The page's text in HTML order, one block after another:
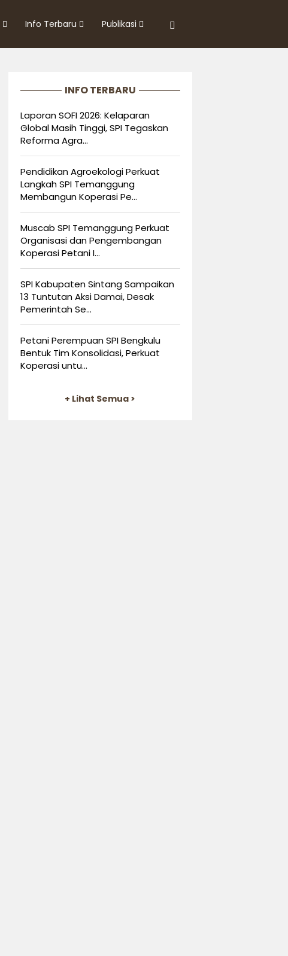
Info Terbaru Publikasi
INFO TERBARU
Laporan SOFI 2026: Kelaparan
Global Masih Tinggi, SPI Tegaskan
Reforma Agra...
Pendidikan Agroekologi Perkuat
Langkah SPI Temanggung
Membangun Koperasi Pe...
Muscab SPI Temanggung Perkuat
Organisasi dan Pengembangan
Koperasi Petani I...
SPI Kabupaten Sintang Sampaikan
13 Tuntutan Aksi Damai, Desak
Pemerintah Se...
Petani Perempuan SPI Bengkulu
Bentuk Tim Konsolidasi, Perkuat
Koperasi untu...
+ Lihat Semua >